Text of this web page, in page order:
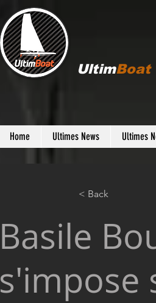
UltimBoat
Home Ultimes News Ultimes
< Back
Basile
s'impose